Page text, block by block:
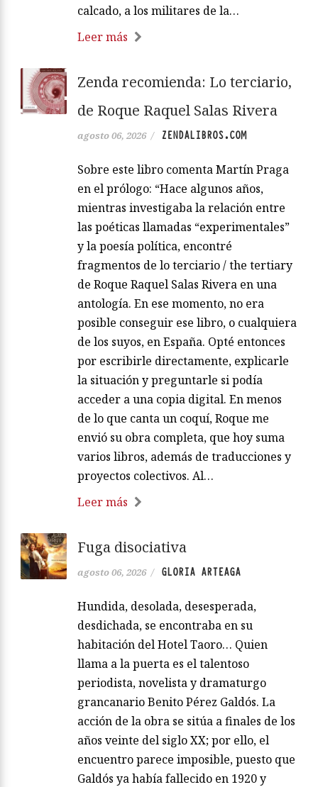
calcado, a los militares de la…
Leer más
Zenda recomienda: Lo terciario,
de Roque Raquel Salas Rivera
agosto 06, 2026 / ZENDALIBROS.COM
Sobre este libro comenta Martín Praga
en el prólogo: “Hace algunos años,
mientras investigaba la relación entre
las poéticas llamadas “experimentales”
y la poesía política, encontré
fragmentos de lo terciario / the tertiary
de Roque Raquel Salas Rivera en una
antología. En ese momento, no era
posible conseguir ese libro, o cualquiera
de los suyos, en España. Opté entonces
por escribirle directamente, explicarle
la situación y preguntarle si podía
acceder a una copia digital. En menos
de lo que canta un coquí, Roque me
envió su obra completa, que hoy suma
varios libros, además de traducciones y
proyectos colectivos. Al…
Leer más
Fuga disociativa
agosto 06, 2026 / GLORIA ARTEAGA
Hundida, desolada, desesperada,
desdichada, se encontraba en su
habitación del Hotel Taoro… Quien
llama a la puerta es el talentoso
periodista, novelista y dramaturgo
grancanario Benito Pérez Galdós. La
acción de la obra se sitúa a finales de los
años veinte del siglo XX; por ello, el
encuentro parece imposible, puesto que
Galdós ya había fallecido en 1920 y